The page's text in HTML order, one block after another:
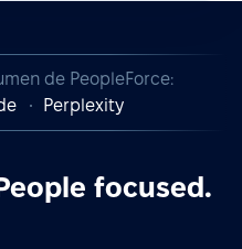
de PeopleForce:
Perplexity
focused.